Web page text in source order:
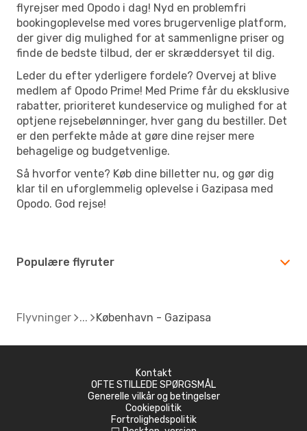
flyrejser med Opodo i dag! Nyd en problemfri
bookingoplevelse med vores brugervenlige platform,
der giver dig mulighed for at sammenligne priser og
finde de bedste tilbud, der er skræddersyet til dig.
Leder du efter yderligere fordele? Overvej at blive
medlem af Opodo Prime! Med Prime får du eksklusive
rabatter, prioriteret kundeservice og mulighed for at
optjene rejsebelønninger, hver gang du bestiller. Det
er den perfekte måde at gøre dine rejser mere
behagelige og budgetvenlige.
Så hvorfor vente? Køb dine billetter nu, og gør dig
klar til en uforglemmelig oplevelse i Gazipasa med
Opodo. God rejse!
Populære flyruter
Flyvninger København - Gazipasa
Kontakt
OFTE STILLEDE SPØRGSMÅL
Generelle vilkår og betingelser
Cookiepolitik
Fortrolighedspolitik